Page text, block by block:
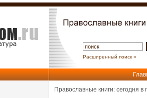
Расширенный поиск »
Православные книги: сегодня